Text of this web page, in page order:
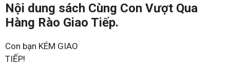
Nội dung sách Cùng Con Vượt Qua
Hàng Rào Giao Tiếp.
Con bạn KÉM GIAO
TIẾP!